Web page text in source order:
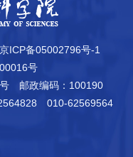
京ICP备05002796号-1
号
邮政编码：100190
010-62569564